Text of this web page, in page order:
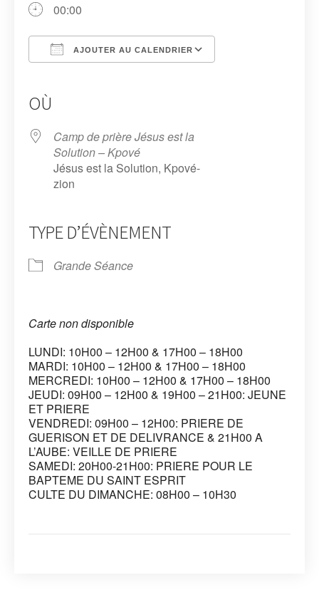
00:00
AJOUTER AU CALENDRIER
OÙ
Camp de prière Jésus est la
Solution – Kpové
Jésus est la Solution, Kpové-
zion
TYPE D’ÉVÈNEMENT
Grande Séance
Carte non disponible
LUNDI: 10H00 – 12H00 & 17H00 – 18H00
MARDI: 10H00 – 12H00 & 17H00 – 18H00
MERCREDI: 10H00 – 12H00 & 17H00 – 18H00
JEUDI: 09H00 – 12H00 & 19H00 – 21H00: JEUNE
ET PRIERE
VENDREDI: 09H00 – 12H00: PRIERE DE
GUERISON ET DE DELIVRANCE & 21H00 A
L’AUBE: VEILLE DE PRIERE
SAMEDI: 20H00-21H00: PRIERE POUR LE
BAPTEME DU SAINT ESPRIT
CULTE DU DIMANCHE: 08H00 – 10H30